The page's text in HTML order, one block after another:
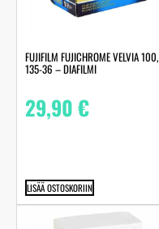
FUJIFILM FUJICHROME VELVIA 100,
135-36 – DIAFILMI
29,90€
LISÄÄ OSTOSKORIIN